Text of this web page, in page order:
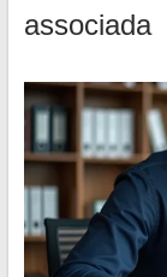
associada